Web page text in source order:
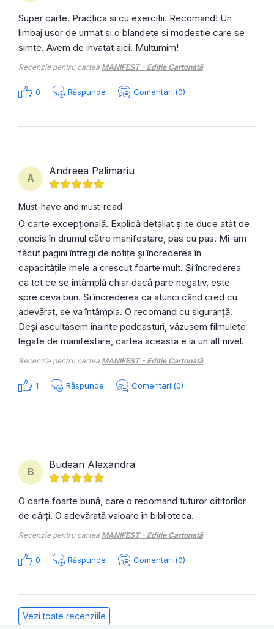
Super carte. Practica si cu exercitii. Recomand! Un
limbaj usor de urmat si o blandete si modestie care se
simte. Avem de invatat aici. Multumim!
Recenzie pentru cartea MANIFEST - Ediție Cartonată
0 Răspunde Comentarii(0)
A
Andreea Palimariu
Must-have and must-read
O carte excepțională. Explică detaliat și te duce atât de
concis în drumul către manifestare, pas cu pas. Mi-am
făcut pagini întregi de notițe și încrederea în
capacitățile mele a crescut foarte mult. Și încrederea
ca tot ce se întâmplă chiar dacă pare negativ, este
spre ceva bun. Și încrederea ca atunci când cred cu
adevărat, se va întâmpla. O recomand cu siguranță.
Deși ascultasem înainte podcasturi, văzusem filmulețe
legate de manifestare, cartea aceasta e la un alt nivel.
Recenzie pentru cartea MANIFEST - Ediție Cartonată
1 Răspunde Comentarii(0)
B
Budean Alexandra
O carte foarte bună, care o recomand tuturor cititorilor
de cărți. O adevărată valoare în biblioteca.
Recenzie pentru cartea MANIFEST - Ediție Cartonată
0 Răspunde Comentarii(0)
Vezi toate recenziile